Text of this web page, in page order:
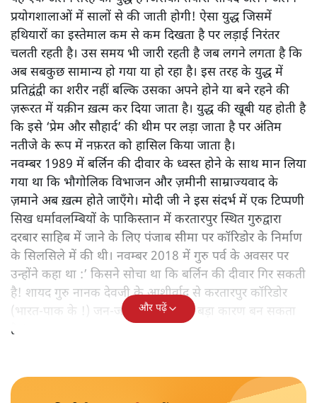
प्रयोगशालाओं में सालों से की जाती होगी! ऐसा युद्ध जिसमें
हथियारों का इस्तेमाल कम से कम दिखता है पर लड़ाई निरंतर
चलती रहती है। उस समय भी जारी रहती है जब लगने लगता है कि
अब सबकुछ सामान्य हो गया या हो रहा है। इस तरह के युद्ध में
प्रतिद्वंद्वी का शरीर नहीं बल्कि उसका अपने होने या बने रहने की
ज़रूरत में यक़ीन ख़त्म कर दिया जाता है। युद्ध की खूबी यह होती है
कि इसे ‘प्रेम और सौहार्द’ की थीम पर लड़ा जाता है पर अंतिम
नतीजे के रूप में नफ़रत को हासिल किया जाता है।
नवम्बर 1989 में बर्लिन की दीवार के ध्वस्त होने के साथ मान लिया
गया था कि भौगोलिक विभाजन और ज़मीनी साम्राज्यवाद के
ज़माने अब ख़त्म होते जाएँगे। मोदी जी ने इस संदर्भ में एक टिप्पणी
सिख धर्मावलम्बियों के पाकिस्तान में करतारपुर स्थित गुरुद्वारा
दरबार साहिब में जाने के लिए पंजाब सीमा पर कॉरिडोर के निर्माण
के सिलसिले में की थी। नवम्बर 2018 में गुरु पर्व के अवसर पर
उन्होंने कहा था :’ किसने सोचा था कि बर्लिन की दीवार गिर सकती
है! शायद गुरु नानक देवजी के आशीर्वाद से करतारपुर कॉरिडोर
(भारत-पाक के !) जन-जन को जोड़ने का बड़ा कारण बन सकता
है!‘
और पढ़ें